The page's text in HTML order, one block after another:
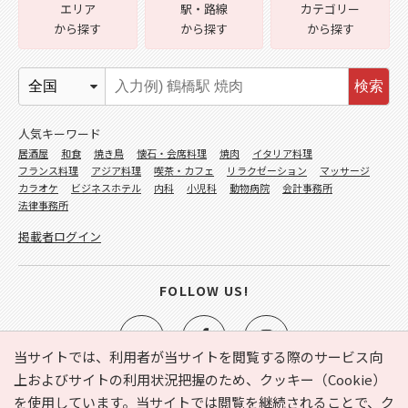
当サイトでは、利用者が当サイトを閲覧する際のサービス向
上およびサイトの利用状況把握のため、クッキー（Cookie）
を使用しています。当サイトでは閲覧を継続されることで、ク
e-NAVITA（イーナビタ）とは？ お気に入り ヘルプ
エリア
から探す
駅・路線
から探す
カテゴリー
から探す
検索
人気キーワード
居酒屋 和食 焼き鳥 懐石・会席料理 焼肉
イタリア料理
フランス料理
アジア料理 喫茶・カフェ リラクゼーション
マッサージ
カラオケ
ビジネスホテル 内科 小児科 動物病院
会計事務所
法律事務所
掲載者ログイン
FOLLOW US!